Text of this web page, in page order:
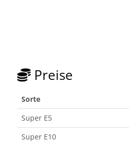
Preise
Sorte
Super E5
Super E10